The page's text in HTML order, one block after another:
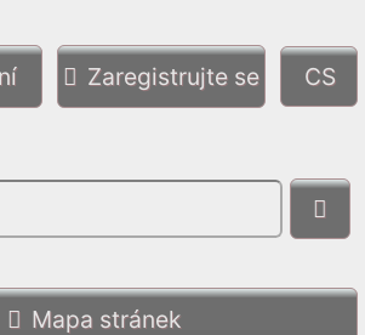
Zaregistrujte se
Mapa stránek